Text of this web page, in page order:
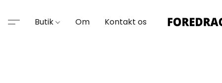
Butik Om Kontakt os